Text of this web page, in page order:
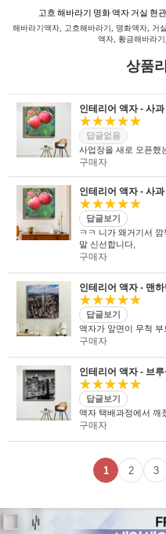
고흐 해바라기 명화 액자 거실 현
해바라기액자, 고흐해바라기, 명화액자, 거
액자, 황금해바라
상품
인테리어 액자 - 사과
★★★★★
답글없음
사업장을 새로 오픈했
구매자
인테리어 액자 - 사과
★★★★★
답글보기
ㅋㅋ 니가 왜거기서
말 신선합니다,
구매자
인테리어 액자 - 맨
★★★★★
답글보기
액자가 앞면이 무척 부
구매자
인테리어 액자 - 브
★★★★★
답글보기
액자 택배과정에서 깨
구매자
1 2 3